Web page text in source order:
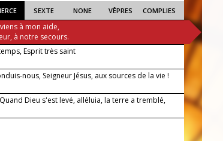
SEXTE NONE VÊPRES COMPLIES
à mon aide,
à notre secours.
Esprit très saint
nous, Seigneur Jésus, aux sources de la vie !
Dieu s'est levé, alléluia, la terre a tremblé,